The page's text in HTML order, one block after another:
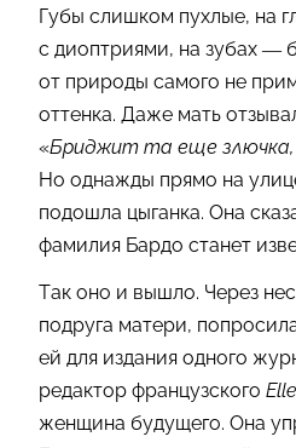
Губы слишком пухлые, на
с диоптриями, на зубах —
от природы самого не
оттенка. Даже мать
«Бриджит та еще злючка,
Но однажды прямо на
подошла цыганка. Она
фамилия Бардо станет
Так оно и вышло. Через
подруга матери,
ей для издания одного
редактор французского Elle
женщина будущего. Она